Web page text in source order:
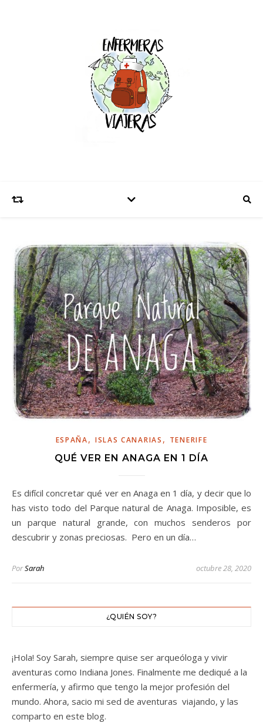
ESPAÑA, ISLAS CANARIAS , TENERIFE
QUÉ VER EN ANAGA EN 1 DÍA
Es difícil concretar qué ver en Anaga en 1 día, y decir que lo
has visto todo del Parque natural de Anaga. Imposible, es
un parque natural grande, con muchos senderos por
descubrir y zonas preciosas. Pero en un día…
PorSarah octubre 28, 2020
¿QUIÉN SOY?
¡Hola! Soy Sarah, siempre quise ser arqueóloga y vivir
aventuras como Indiana Jones. Finalmente me dediqué a la
enfermería, y afirmo que tengo la mejor profesión del
mundo. Ahora, sacio mi sed de aventuras viajando, y las
comparto en este blog.